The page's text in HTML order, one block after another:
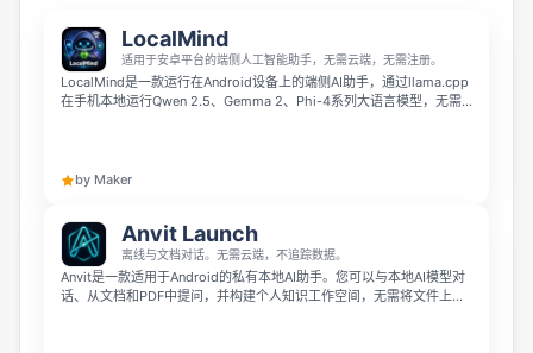
LocalMind
适用于安卓平台的端侧人工智能助手，无需云端，无需注册。
LocalMind是一款运行在Android设备上的端侧AI助手，通过llama.cpp
在手机本地运行Qwen 2.5、Gemma 2、Phi-4系列大语言模型，无需
by Maker
Anvit Launch
离线与文档对话。无需云端，不追踪数据。
Anvit是一款适用于Android的私有本地AI助手。您可以与本地AI模型对
话、从文档和PDF中提问，并构建个人知识工作空间，无需将文件上传